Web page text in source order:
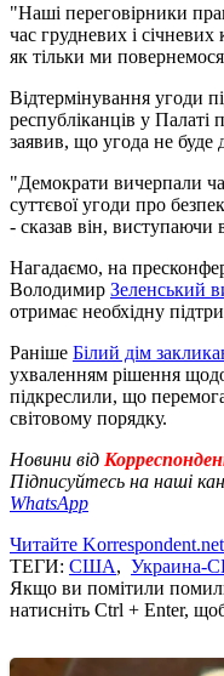
"Наші переговірники
час грудневих і січневих
як тільки ми
Відтермінування угоди
республіканців у
заявив, що угода не буде
"Демократи вичерпали
суттєвої угоди про
- сказав він, виступаючи
Нагадаємо, на
Володимир Зеленський
отримає необхідну
Раніше Білий дім
ухваленням рішення
підкреслили, що
світовому порядку.
Новини від
Підписуйтесь на наші
WhatsApp
Читайте
ТЕГИ: США, Украина-
Якщо ви помітили
натисніть Ctrl + Enter,